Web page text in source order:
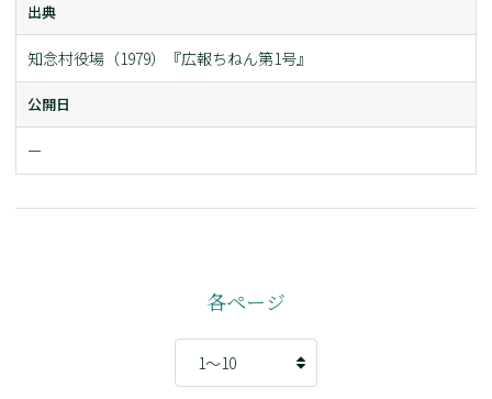
出典
知念村役場（1979）『広報ちねん第1号』
公開日
ー
各ページ